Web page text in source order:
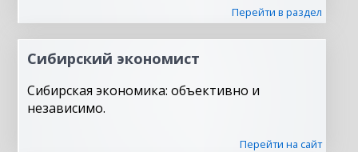
Перейти в раздел
Сибирский экономист
Сибирская экономика: объективно и
независимо.
Перейти на сайт